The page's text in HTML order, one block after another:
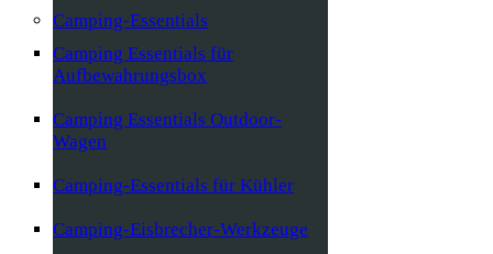
Camping-Essentials
Camping Essentials für
Aufbewahrungsbox
Camping Essentials Outdoor-
Wagen
Camping-Essentials für Kühler
Camping-Eisbrecher-Werkzeuge